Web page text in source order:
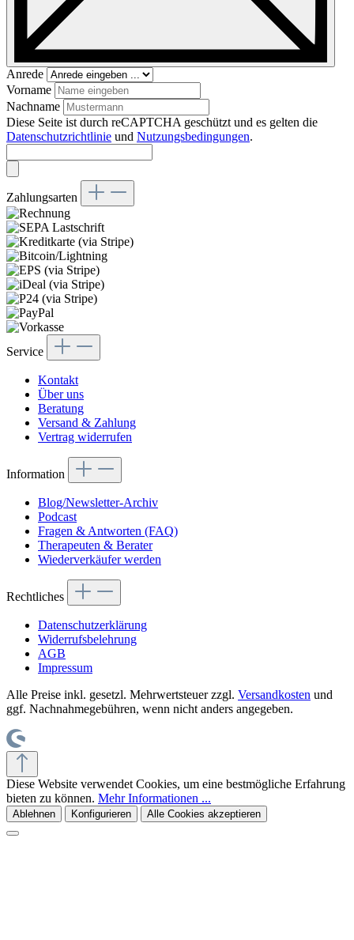
Anrede
Vorname
Nachname
Diese Seite ist durch reCAPTCHA geschützt und es gelten die
Datenschutzrichtlinie und Nutzungsbedingungen.
Zahlungsarten
Service
Kontakt
Über uns
Beratung
Versand & Zahlung
Vertrag widerrufen
Information
Blog/Newsletter-Archiv
Podcast
Fragen & Antworten (FAQ)
Therapeuten & Berater
Wiederverkäufer werden
Rechtliches
Datenschutzerklärung
Widerrufsbelehrung
AGB
Impressum
Alle Preise inkl. gesetzl. Mehrwertsteuer zzgl. Versandkosten und
ggf. Nachnahmegebühren, wenn nicht anders angegeben.
Diese Website verwendet Cookies, um eine bestmögliche Erfahrung
bieten zu können. Mehr Informationen ...
Ablehnen Konfigurieren Alle Cookies akzeptieren